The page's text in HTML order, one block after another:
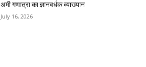
अमी गणात्रा का ज्ञानवर्धक व्याख्यान
July 16, 2026